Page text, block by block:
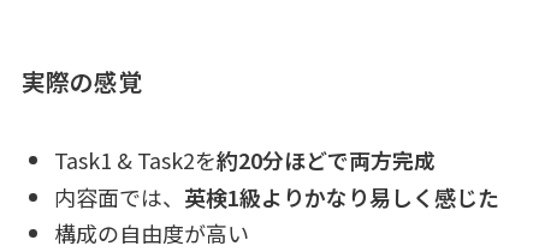
実際の感覚
Task1 & Task2を約20分ほどで両方完成
内容面では、 英検1級よりかなり易しく感じた
構成の自由度が高い